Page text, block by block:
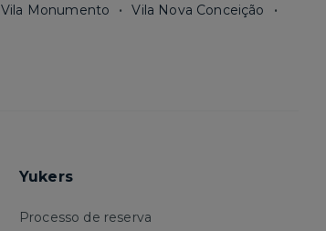
Vila Monumento
Vila Nova Conceição
Yukers
Processo de reserva